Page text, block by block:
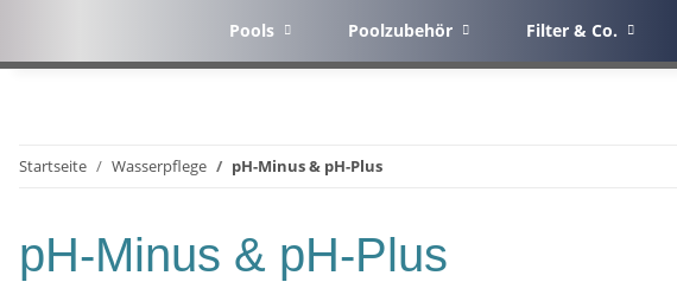
Pools Poolzubehör Filter & Co.
Startseite Wasserpflege pH-Minus & pH-Plus
pH-Minus & pH-Plus